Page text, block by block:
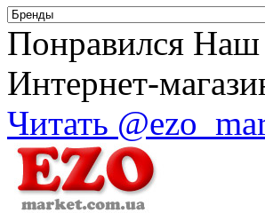
Понравился Наш
Интернет-
Читать